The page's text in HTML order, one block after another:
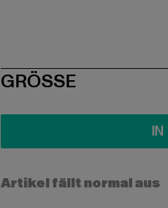
SIZE
GRÖSSE
Artikel fällt normal aus